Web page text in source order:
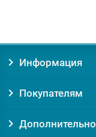
Информация
Покупателям
Дополнительно